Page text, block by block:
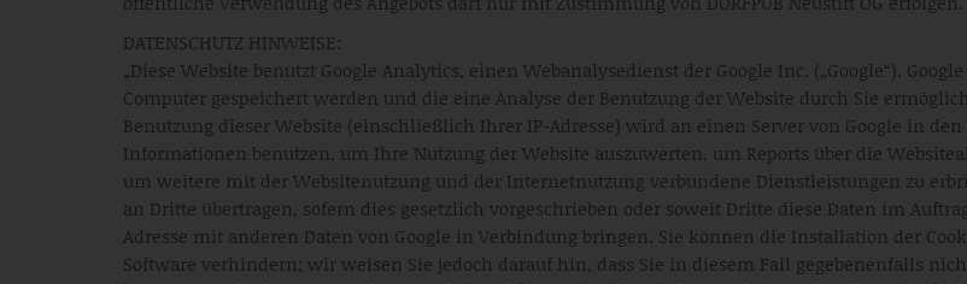
DATENSCHUTZ HINWEISE:
„Diese Website benutzt Google Analytics, einen Webanalysedienst der Google Inc. („Google“).
Computer gespeichert werden und die eine Analyse der Benutzung der Website durch Sie
Benutzung dieser Website (einschließlich Ihrer IP-Adresse) wird an einen Server von Google in
Informationen benutzen, um Ihre Nutzung der Website auszuwerten, um Reports über die
um weitere mit der Websitenutzung und der Internetnutzung verbundene Dienstleistungen zu
an Dritte übertragen, sofern dies gesetzlich vorgeschrieben oder soweit Dritte diese Daten im
Adresse mit anderen Daten von Google in Verbindung bringen. Sie können die Installation der
Software verhindern; wir weisen Sie jedoch darauf hin, dass Sie in diesem Fall gegebenenfalls